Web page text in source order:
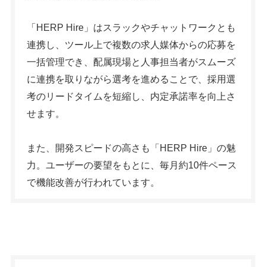
「HERP Hire」はスラックやチャットワークとも
連携し、ツール上で複数の求人媒体からの応募を
一括管理でき、配属現場と人事担当者がスムーズ
に連携を取りながら選考を進めることで、採用選
考のリードタイムを短縮し、内定承諾率を向上さ
せます。
また、開発スピードの高さも「HERP Hire」の魅
力。ユーザーの要望をもとに、毎月約10件ペース
で機能改善が行われています。